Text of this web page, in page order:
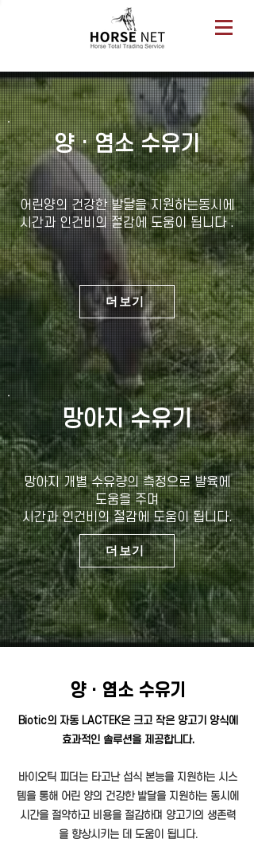
양 · 염소 수유기
어린양의 건강한 발달을 지원하는동시에
시간과 인건비의 절감에 도움이 됩니다 .
더보기
망아지 수유기
망아지 개별 수유량의 측정으로​ 발육에
도움을 주며
시간과 인건비의 절감에 도움이 됩니다.
더보기
양 · 염소 수유기
Biotic의 자동 LACTEK은 크고 작은 양고기 양식에
효과적인 솔루션을 제공합니다.
바이오틱 피더는 타고난 섭식 본능을 지원하는 시스
템을 통해 어린 양의 건강한 발달을 지원하는 동시에
시간을 절약하고 비용을 절감하며 양고기의 생존력
을 향상시키는 데 도움이 됩니다.